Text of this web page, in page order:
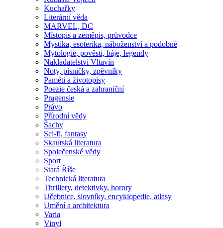
Kuchařky
Literární věda
MARVEL, DC
Místopis a zeměpis, průvodce
Mystika, esoterika, náboženství a podobné
Mytologie, pověsti, báje, legendy
Nakladatelství Vltavín
Noty, písničky, zpěvníky
Paměti a životopisy
Poezie česká a zahraniční
Pragensie
Právo
Přírodní vědy
Šachy
Sci-fi, fantasy
Skautská literatura
Společenské vědy
Sport
Stará Říše
Technická literatura
Thrillery, detektivky, horory
Učebnice, slovníky, encyklopedie, atlasy
Umění a architektura
Varia
Vinyl